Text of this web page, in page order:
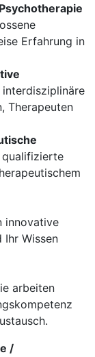
Erfahrung in
Therapeuten
qualifizierte
innovative
Ihr Wissen
arbeiten
/